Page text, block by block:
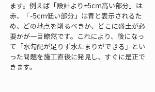
ます。例えば「設計より+5cm高い部分」は
赤、「-5cm低い部分」は青と表示されるた
め、どの地点を削るべきか、どこに盛土が必
要かが一目瞭然です。これにより、後になっ
て「水勾配が足りず水たまりができる」とい
った問題を施工直後に発見し、すぐに是正で
きます。